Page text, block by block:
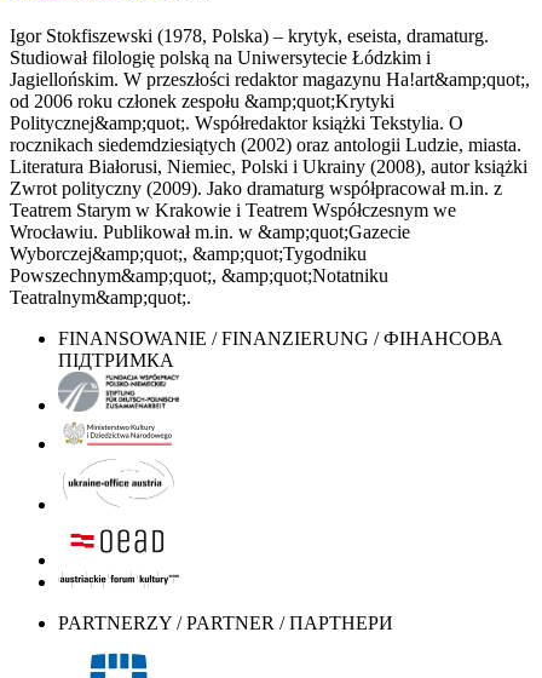
Igor Stokfiszewski (1978, Polska) – krytyk, eseista, dramaturg.
Studiował filologię polską na Uniwersytecie Łódzkim i
Jagiellońskim. W przeszłości redaktor magazynu Ha!art&amp;quot;,
od 2006 roku członek zespołu &amp;quot;Krytyki
Politycznej&amp;quot;. Współredaktor książki Tekstylia. O
rocznikach siedemdziesiątych (2002) oraz antologii Ludzie, miasta.
Literatura Białorusi, Niemiec, Polski i Ukrainy (2008), autor książki
Zwrot polityczny (2009). Jako dramaturg współpracował m.in. z
Teatrem Starym w Krakowie i Teatrem Współczesnym we
Wrocławiu. Publikował m.in. w &amp;quot;Gazecie
Wyborczej&amp;quot;, &amp;quot;Tygodniku
Powszechnym&amp;quot;, &amp;quot;Notatniku
Teatralnym&amp;quot;.
FINANSOWANIE / FINANZIERUNG / ФІНАНСОВА
ПІДТРИМКА
PARTNERZY / PARTNER / ПАРТНЕРИ